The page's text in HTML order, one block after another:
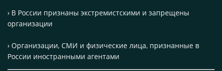
› В России признаны экстремистскими и запрещены
организации
› Организации, СМИ и физические лица, признанные в
России иностранными агентами